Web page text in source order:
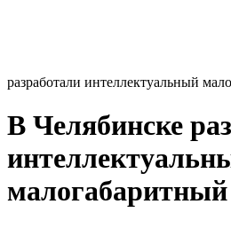
разработали интеллектуальный
В Челябинске
малогабаритный